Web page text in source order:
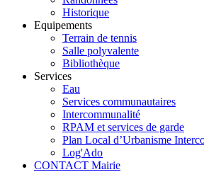
Historique
Equipements
Terrain de tennis
Salle polyvalente
Bibliothèque
Services
Eau
Services communautaires
Intercommunalité
RPAM et services de garde
Plan Local d’Urbanisme
Log'Ado
CONTACT Mairie